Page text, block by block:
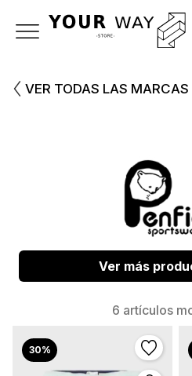
VER TODAS LAS MARCAS
Ver más
6 artículos
30%